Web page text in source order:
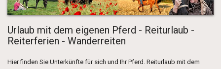
Urlaub mit dem eigenen Pferd - Reiturlaub -
Reiterferien - Wanderreiten
Hier finden Sie Unterkünfte für sich und Ihr Pferd. Reiturlaub mit dem